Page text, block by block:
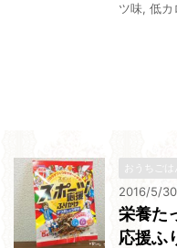
ツ味, 低カ
おうちごはん
2016/5/30
栄養た
応援ふ